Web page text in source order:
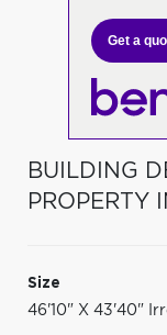
Get a
BUILDING
PROPERTY
Size
46'10" X 43'40"